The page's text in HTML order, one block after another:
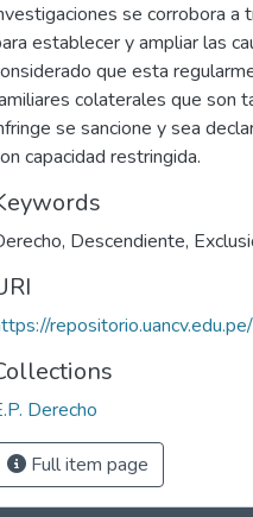
se corrobora a
establecer y ampliar las
que esta
colaterales que son
se sancione y sea
capacidad restringida.
, Descendiente,
Derecho
Full item page